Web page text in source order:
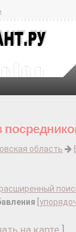
область
расширенный
на карте